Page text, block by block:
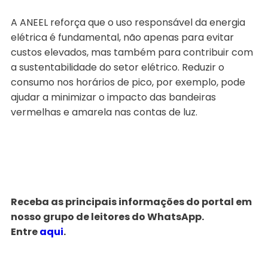
A ANEEL reforça que o uso responsável da energia
elétrica é fundamental, não apenas para evitar
custos elevados, mas também para contribuir com
a sustentabilidade do setor elétrico. Reduzir o
consumo nos horários de pico, por exemplo, pode
ajudar a minimizar o impacto das bandeiras
vermelhas e amarela nas contas de luz.
Receba as principais informações do portal em
nosso grupo de leitores do WhatsApp.
Entreaqui.